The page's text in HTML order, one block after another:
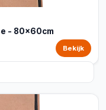
- 80x60cm
Bekijk